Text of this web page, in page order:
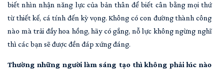
biết nhìn nhận năng lực của bản thân để biết cân bằng mọi thứ
từ thiết kế, cá tính đến kỳ vọng. Không có con đường thành công
nào mà trải đầy hoa hồng, hãy có gắng, nỗ lực không ngừng nghĩ
thì các bạn sẽ được đền đáp xứng đáng.
Thường những người làm sáng tạo thì không phải lúc nào